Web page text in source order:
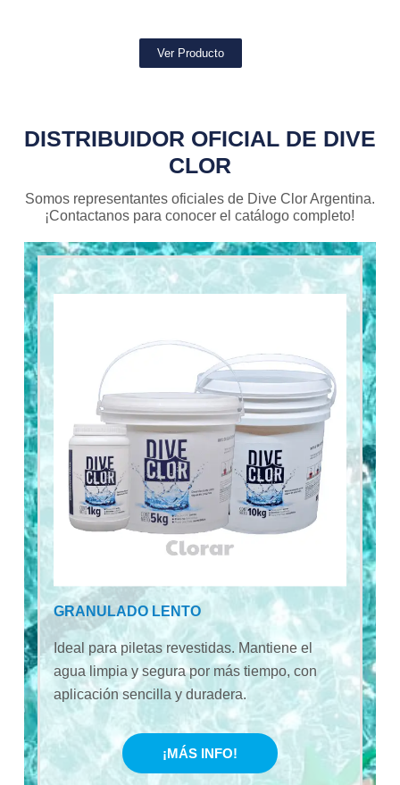
Ver Producto
DISTRIBUIDOR OFICIAL DE DIVE
CLOR
Somos representantes oficiales de Dive Clor Argentina.
¡Contactanos para conocer el catálogo completo!
GRANULADO LENTO
Ideal para piletas revestidas. Mantiene el
agua limpia y segura por más tiempo, con
aplicación sencilla y duradera.
¡MÁS INFO!